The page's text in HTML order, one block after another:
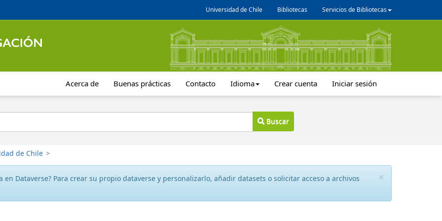
Universidad de Chile Bibliotecas Servicios de Bibliotecas
Acerca de Buenas prácticas Contacto Idioma Crear cuenta Iniciar sesión
Buscar
de Chile >
×
en Dataverse? Para crear su propio dataverse y personalizarlo, añadir datasets o solicitar acceso a archivos